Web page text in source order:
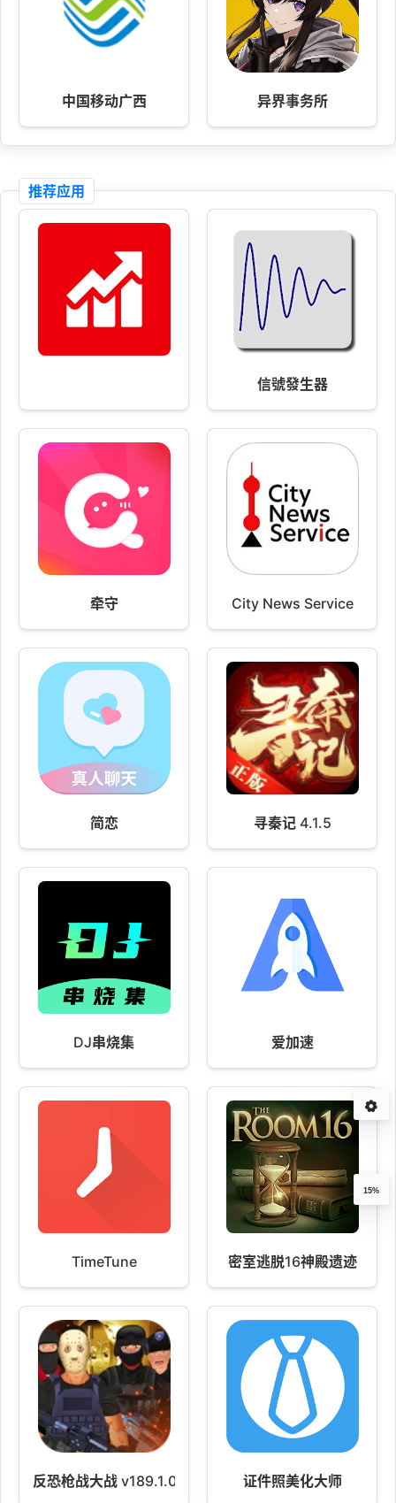
中国移动广西 异界事务所
推荐应用
信號發生器
牵守 City News Service
简恋 寻秦记 4.1.5
DJ串烧集 爱加速
TimeTune 密室逃脱16神殿遗迹
反恐枪战大战 v189.1.0 证件照美化大师
15%